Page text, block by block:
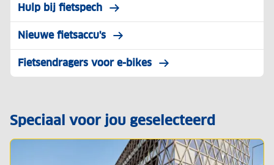
Hulp bij fietspech
Nieuwe fietsaccu's
Fietsendragers voor e-bikes
Speciaal voor jou geselecteerd